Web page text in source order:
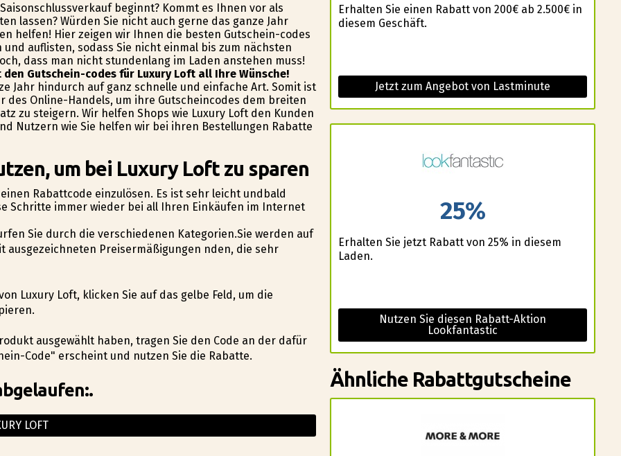
beginnt? Kommt es Ihnen vor als
lassen? Würden Sie nicht auch gerne das ganze Jahr
helfen! Hier zeigen wir Ihnen die besten Gutschein-codes
auflisten, sodass Sie nicht einmal bis zum nächsten
dass man nicht stundenlang im Laden anstehen muss!
Gutschein-codes für Luxury Loft all Ihre Wünsche!
Jahr hindurch auf ganz schnelle und einfache Art. Somit ist
Online-Handels, um ihre Gutscheincodes dem breiten
zu steigern. Wir helfen Shops wie Luxury Loft den Kunden
Nutzern wie Sie helfen wir bei ihren Bestellungen Rabatte
um bei Luxury Loft zu sparen
Rabattcode einzulösen. Es ist sehr leicht undbald
Schritte immer wieder bei all Ihren Einkäufen im Internet
Sie durch die verschiedenen Kategorien.Sie werden auf
Preisermäßigungen finden, die sehr
Luxury Loft, klicken Sie auf das gelbe Feld, um die
ausgewählt haben, tragen Sie den Code an der dafür
Code" erscheint und nutzen Sie die Rabatte.
LOFT
Erhalten Sie einen Rabatt von 200€ ab 2.500€ in
diesem Geschäft.
Jetzt zum Angebot von Lastminute
25%
Erhalten Sie jetzt Rabatt von 25% in diesem
Laden.
Nutzen Sie diesen Rabatt-Aktion
Lookfantastic
Ähnliche Rabattgutscheine